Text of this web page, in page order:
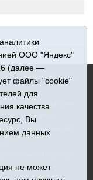
Юргинского
- 66052 выдан
сфере связи,
ООО "Яндекс"
(далее —
файлы "cookie"
для
качества
Вы
данных
не может